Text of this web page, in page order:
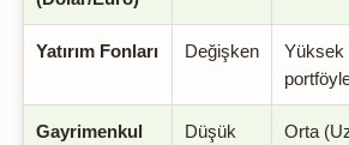
Yatırım Fonları Değişken
Yüksek
Gayrimenkul Düşük Orta